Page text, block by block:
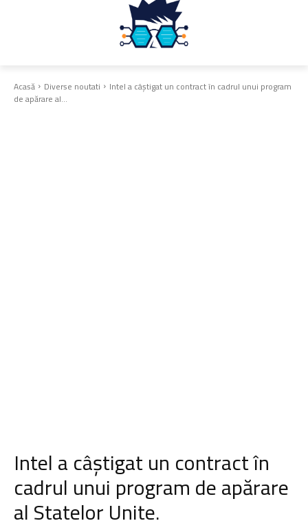
Acasă Diverse noutati Intel a câștigat un contract în cadrul unui program
de apărare al...
Intel a câștigat un contract în
cadrul unui program de apărare
al Statelor Unite.